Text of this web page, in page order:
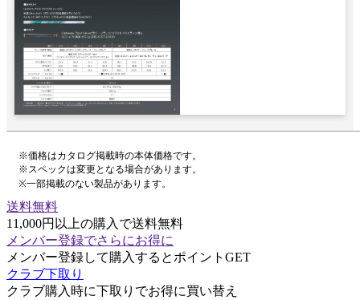
※価格はカタログ掲載時の本体価格です。
※スペックは変更となる場合があります。
※一部掲載のない製品があります。
送料無料
11,000円以上の購入で送料無料
メンバー登録でさらにお得に
メンバー登録して購入するとポイントGET
クラブ下取り
クラブ購入時に下取りでお得に買い替え